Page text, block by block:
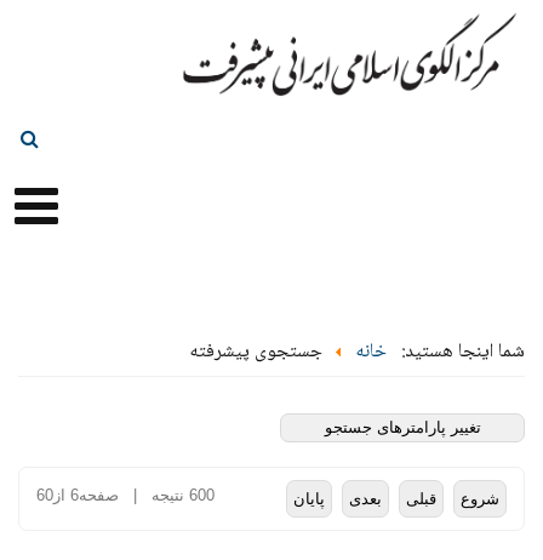
شما اینجا هستید: خانه جستجوی پیشرفته
تغییر پارامترهای جستجو
شروع قبلی بعدی پایان 600 نتیجه | صفحه6 از60